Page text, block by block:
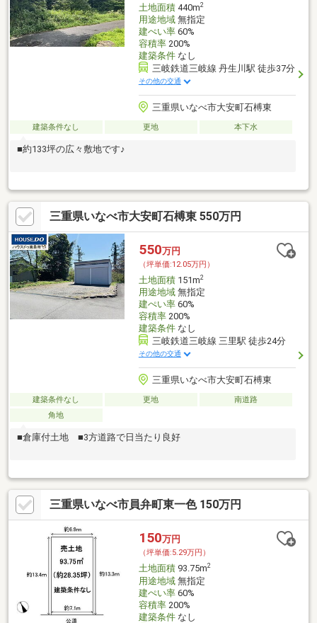
土地面積440m2
用途地域無指定
建ぺい率60%
容積率200%
建築条件なし
三岐鉄道三岐線 丹生川駅 徒歩37分
その他の交通
三重県いなべ市大安町石榑東
建築条件なし 更地 本下水
■約133坪の広々敷地です♪
三重県いなべ市大安町石榑東 550万円
550万円
（坪単価:12.05万円）
土地面積151m2
用途地域無指定
建ぺい率60%
容積率200%
建築条件なし
三岐鉄道三岐線 三里駅 徒歩24分
その他の交通
三重県いなべ市大安町石榑東
建築条件なし 更地
南道路
角地
■倉庫付土地 ■3方道路で日当たり良好
三重県いなべ市員弁町東一色 150万円
150万円
（坪単価:5.29万円）
土地面積93.75m2
用途地域無指定
建ぺい率60%
容積率200%
建築条件なし